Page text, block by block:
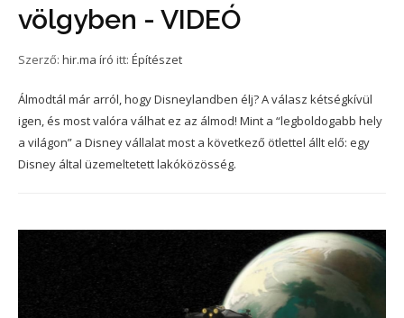
völgyben - VIDEÓ
Szerző: hir.ma író itt: Építészet
Álmodtál már arról, hogy Disneylandben élj? A válasz kétségkívül
igen, és most valóra válhat ez az álmod! Mint a “legboldogabb hely
a világon” a Disney vállalat most a következő ötlettel állt elő: egy
Disney által üzemeltetett lakóközösség.